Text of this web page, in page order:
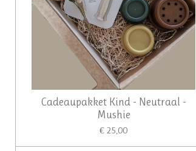
Cadeaupakket Kind - Neutraal -
Mushie
€ 25,00